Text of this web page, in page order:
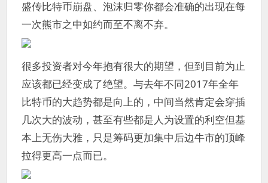
盛传比特币崩盘、泡沫归零你都会准确的出现在每
一次熊市之中如约而至不离不弃。
很多投资者对今年抱有很大的期望，但到目前为止
应该都已经变成了绝望。与去年不同2017年全年
比特币的大趋势都是向上的，中间当然肯定会穿插
几次大的波动，甚至有些都是人为设置的利空但基
本上无伤大雅，只是筹码更加集中后边牛市的顶峰
拉得更高一点而已。